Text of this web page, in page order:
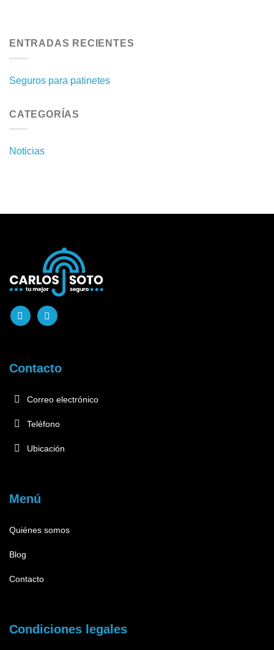
ENTRADAS RECIENTES
Seguros para patinetes
CATEGORÍAS
Noticias
Contacto
Correo electrónico
Teléfono
Ubicación
Menú
Quiénes somos
Blog
Contacto
Condiciones legales